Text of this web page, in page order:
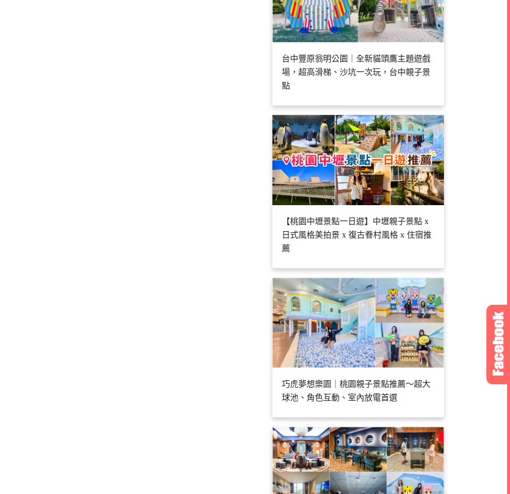
台中豐原翁明公園｜全新貓頭鷹主題遊戲
場，超高滑梯、沙坑一次玩，台中親子景
點
【桃園中壢景點一日遊】中壢親子景點 x
日式風格美拍景 x 復古眷村風格 x 住宿推
薦
巧虎夢想樂園｜桃園親子景點推薦～超大
球池、角色互動、室內放電首選